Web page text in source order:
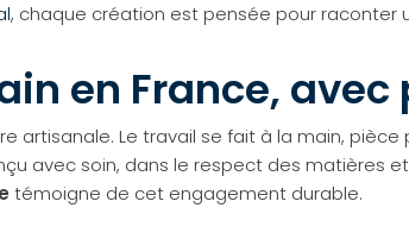
, chaque création est pensée pour raconter
en France, avec
artisanale. Le travail se fait à la main,
avec soin, dans le respect des matières
témoigne de cet engagement durable.